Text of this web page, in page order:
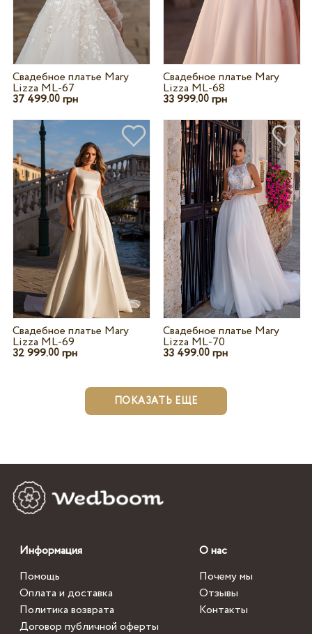
Свадебное платье Mary
Lizza ML-67
37 499.00грн
Свадебное платье Mary
Lizza ML-68
33 999.00 грн
Свадебное платье Mary
Lizza ML-69
32 999.00грн
Свадебное платье Mary
Lizza ML-70
33 499.00 грн
ПОКАЗАТЬ ЕЩЕ
Информация
Помощь
Оплата и доставка
Политика возврата
Договор публичной оферты
О нас
Почему мы
Отзывы
Контакты